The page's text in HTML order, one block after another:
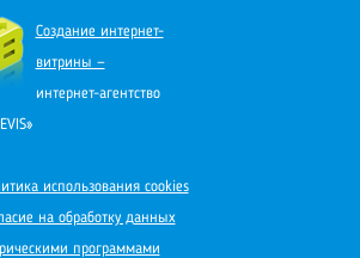
Создание интернет-
витрины —
интернет-агентство
использования cookies
на обработку данных
программами